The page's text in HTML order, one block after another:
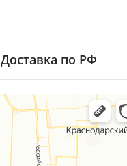
Доставка по РФ